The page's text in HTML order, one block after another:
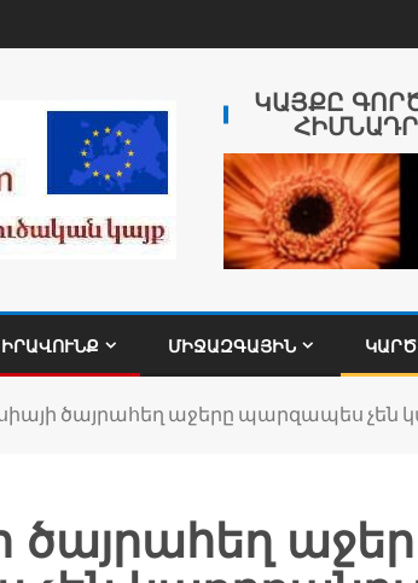
ԿԱՅՔԸ
ԻՐԱՎՈՒՆՔ ՄԻՋԱԶԳԱՅԻՆ
ծայրահեղ աջերը պարզապես չեն
ծայրահեղ